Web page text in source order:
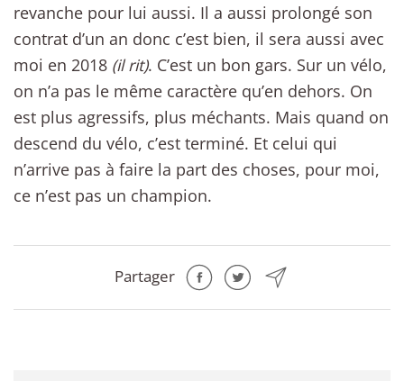
revanche pour lui aussi. Il a aussi prolongé son
contrat d’un an donc c’est bien, il sera aussi avec
moi en 2018 (il rit). C’est un bon gars. Sur un vélo,
on n’a pas le même caractère qu’en dehors. On
est plus agressifs, plus méchants. Mais quand on
descend du vélo, c’est terminé. Et celui qui
n’arrive pas à faire la part des choses, pour moi,
ce n’est pas un champion.
Partager